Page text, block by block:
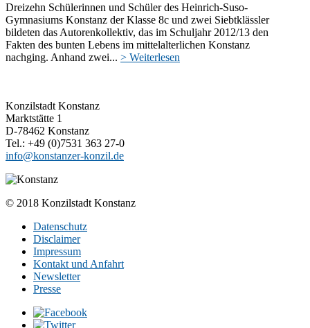
Dreizehn Schülerinnen und Schüler des Heinrich-Suso-
Gymnasiums Konstanz der Klasse 8c und zwei Siebtklässler
bildeten das Autorenkollektiv, das im Schuljahr 2012/13 den
Fakten des bunten Lebens im mittelalterlichen Konstanz
nachging. Anhand zwei... > Weiterlesen
Konzilstadt Konstanz
Marktstätte 1
D-78462 Konstanz
Tel.: +49 (0)7531 363 27-0
info@konstanzer-konzil.de
© 2018 Konzilstadt Konstanz
Datenschutz
Disclaimer
Impressum
Kontakt und Anfahrt
Newsletter
Presse